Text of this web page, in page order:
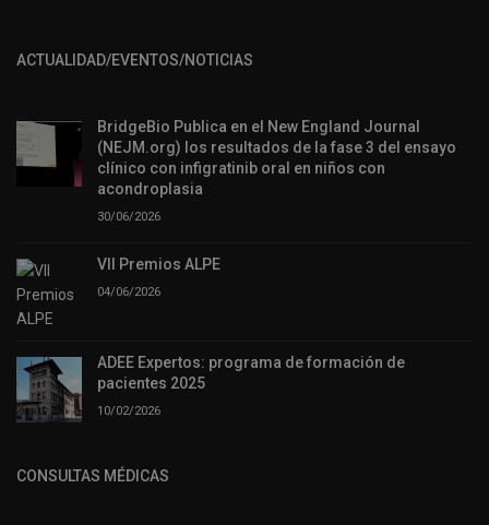
ACTUALIDAD/EVENTOS/NOTICIAS
BridgeBio Publica en el New England Journal
(NEJM.org) los resultados de la fase 3 del ensayo
clínico con infigratinib oral en niños con
acondroplasia
30/06/2026
VII Premios ALPE
04/06/2026
ADEE Expertos: programa de formación de
pacientes 2025
10/02/2026
CONSULTAS MÉDICAS